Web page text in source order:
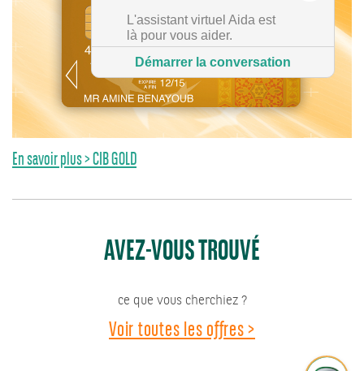
En savoir plus > CIB GOLD
AVEZ-VOUS TROUVÉ
ce que vous cherchiez ?
Voir toutes les offres >
L'assistant virtuel Aida est
là pour vous aider.
Démarrer la conversation